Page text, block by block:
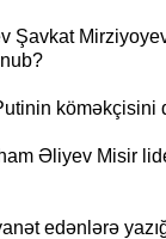
köməkçisini
Əliyev Misir
edənlərə